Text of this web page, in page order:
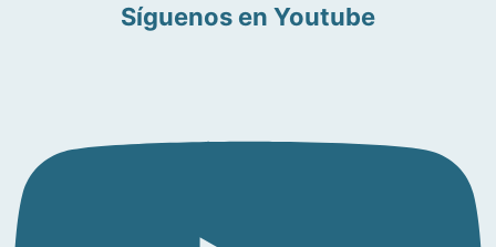
Síguenos en Youtube